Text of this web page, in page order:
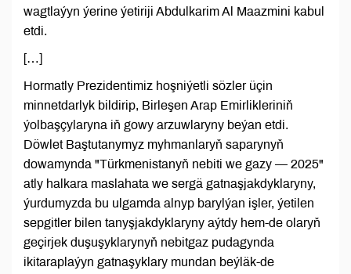
wagtlaýyn ýerine ýetiriji Abdulkarim Al Maazmini kabul
etdi.
[…]
Hormatly Prezidentimiz hoşniýetli sözler üçin
minnetdarlyk bildirip, Birleşen Arap Emirlikleriniň
ýolbaşçylaryna iň gowy arzuwlaryny beýan etdi.
Döwlet Baştutanymyz myhmanlaryň saparynyň
dowamynda "Türkmenistanyň nebiti we gazy — 2025"
atly halkara maslahata we sergä gatnaşjakdyklaryny,
ýurdumyzda bu ulgamda alnyp barylýan işler, ýetilen
sepgitler bilen tanyşjakdyklaryny aýtdy hem-de olaryň
geçirjek duşuşyklarynyň nebitgaz pudagynda
ikitaraplaýyn gatnaşyklary mundan beýläk-de